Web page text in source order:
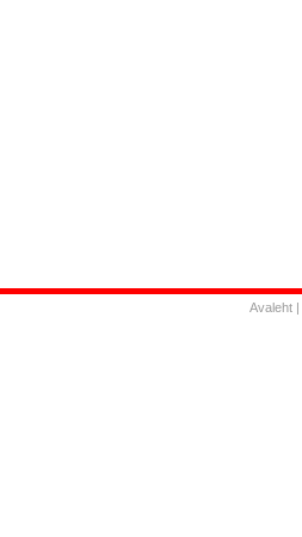
Avaleht |